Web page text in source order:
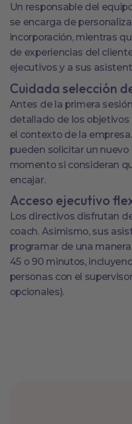
Un responsable del
se encarga de
incorporación, mientras
de experiencias del
ejecutivos y a sus
Cuidada selección
Antes de la primera
detallado de los
el contexto de la
pueden solicitar un
momento si consideran
encajar.
Acceso ejecutivo
Los directivos disfrutan
coach. Asimismo, sus
programar de una
45 o 90 minutos,
personas con el
opcionales).